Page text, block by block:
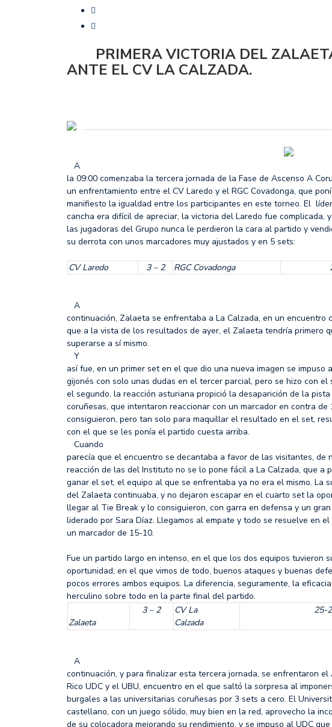
PRIMERA VICTORIA DEL
ANTE EL CV LA CALZADA.
A
la 09:00 comenzaba la tercera jornada de la Fase de Ascenso A
un enfrentamiento entre el CV Laredo y el RGC Covadonga, que
manifiesto la igualdad entre los participantes en este torneo. El
cancha era difícil de apreciar, la victoria del Laredo fue complicada,
las jugadoras del Grupo nunca le perdieron la cara al partido y
su derrota con unos marcadores muy ajustados y en 5 sets:
CV Laredo 3 – 2 RGC Covadonga
A
continuación, Zalaeta se enfrentaba a La Calzada, en un encuentro
que a la vista de los resultados de ayer, el Zalaeta tendría primero
superarse a sí mismo.
Y
así fue, en un primer set en el que dio una nueva imagen se impuso
gijonés con solo unas dudas en el tercer parcial, pero se hizo con el
el segundo, la reacción asturiana propició la desaparición de la
coruñesas, que intentaron reaccionar con un marcador en contra de
consiguieron, pero tan solo para maquillar el resultado en el set,
con el que se les ponía el partido cuesta arriba.
Cuando
parecía que el encuentro se decantaba a favor de las visitantes, de
reacción de las del Instituto no se lo pone fácil a La Calzada, que a
ganar el set, el equipo al que se enfrentaba ya no era el mismo. La
del Zalaeta continuaba, y no dejaron escapar en el cuarto set la
llegar al Tie Break y lo consiguieron, con garra en defensa y un
liderado por Sara Díaz. Llegamos al empate y todo se resuelve en
un marcador de 15-10.
Fue un partido largo en intenso, en el que los dos equipos tuvieron
oportunidad, en el que vimos de todo, buenos ataques y buenas
pocos errores ambos equipos. La diferencia, seguramente, la
herculino sobre todo en la parte final del partido.
Zalaeta
3 – 2
CV La
Calzada
25-
A
continuación, y para finalizar esta tercera jornada, se enfrentaron el
Rico UDC y el UBU, encuentro en el que saltó la sorpresa al
burgales a las universitarias coruñesas por 3 sets a cero. El
castellano, con un juego sólido, muy bien en la red, aprovecho la
de su colocadora mejorando su rendimiento, y se impuso al UDC